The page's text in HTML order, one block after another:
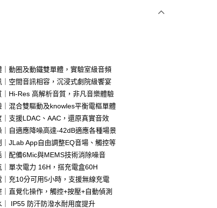
貨
貨
，滿NT$399(含以上)免運費
｜動圈及動鐵雙單體，實驗室級音頻
｜空間音訊相容，沉浸式劇院級饗宴
｜Hi-Res 高解析音質，非凡音樂體驗
｜混合雙驅動及knowles平衡電樞單體
｜支援LDAC、AAC，還原真實音效
｜自適應降噪高達-42dB適應各種場景
｜JLab App自由調整EQ音場、觸控等
｜配備6Mic與MEMS技術消除噪音
｜單次電力 16H，搭充電盒60H
｜充10分可用5小時，支援無線充電
｜直覺化操作，觸控+按壓+自動偵測
｜ IP55 防汗防潑水耐用度提升